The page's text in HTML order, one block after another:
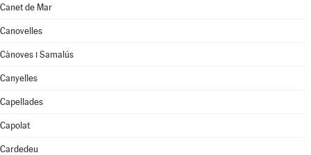
Canet de Mar
Canovelles
Cànoves i Samalús
Canyelles
Capellades
Capolat
Cardedeu